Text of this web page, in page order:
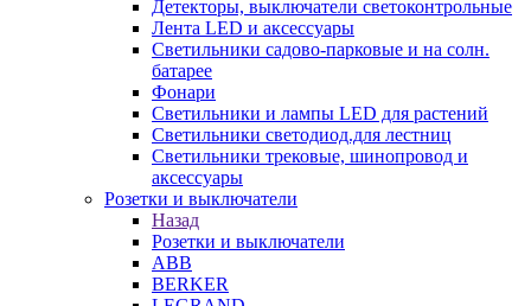
Детекторы, выключатели светоконтрольные
Лента LED и аксессуары
Светильники садово-парковые и на солн.
батарее
Фонари
Светильники и лампы LED для растений
Светильники светодиод.для лестниц
Светильники трековые, шинопровод и
аксессуары
Розетки и выключатели
Назад
Розетки и выключатели
ABB
BERKER